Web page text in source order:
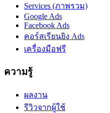
Services (ภาพรวม)
Google Ads
Facebook Ads
คอร์สเรียนยิง Ads
เครื่องมือฟรี
ความรู้
ผลงาน
รีวิวจากผู้ใช้